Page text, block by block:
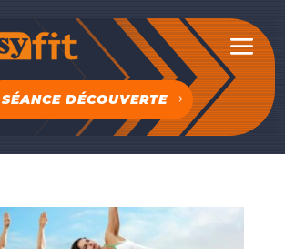
SÉANCE DÉCOUVERTE